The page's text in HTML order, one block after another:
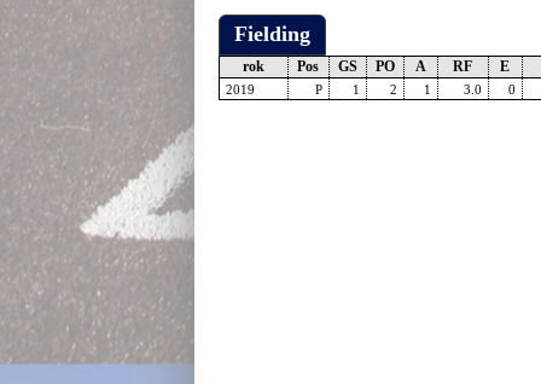
Fielding
rok Pos GS PO A RF E
2019 P 1 2 1 3.0 0